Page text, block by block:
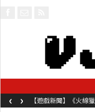
【遊戲新聞】《火線
容同時系舊作限時超
‹ ›